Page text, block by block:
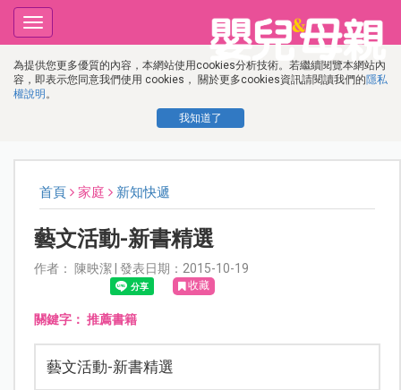
為提供您更多優質的內容，本網站使用cookies分析技術。若繼續閱覽本網站內
容，即表示您同意我們使用 cookies， 關於更多cookies資訊請閱讀我們的隱私
權說明 。
我知道了
Toggle
navigation
首頁 家庭 新知快遞
藝文活動-新書精選
作者： 陳映潔 | 發表日期：2015-10-19
收藏
關鍵字： 推薦書籍
藝文活動-新書精選